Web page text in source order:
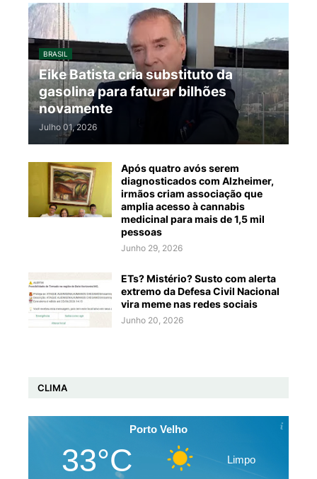
BRASIL
Eike Batista cria substituto da
gasolina para faturar bilhões
novamente
Julho 01, 2026
Após quatro avós serem
diagnosticados com Alzheimer,
irmãos criam associação que
amplia acesso à cannabis
medicinal para mais de 1,5 mil
pessoas
Junho 29, 2026
ETs? Mistério? Susto com alerta
extremo da Defesa Civil Nacional
vira meme nas redes sociais
Junho 20, 2026
CLIMA
Porto Velho
33°C Limpo